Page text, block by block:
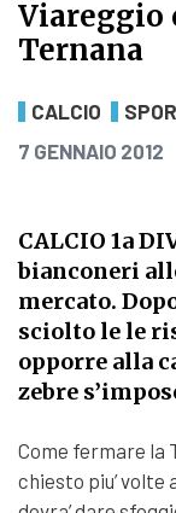
Viareggio
Ternana
Viareggio
CALCIO
PUBBLICATO IL
7 GENNAIO 2012
CALCIO 1a
bianconeri
mercato.
sciolto le le
opporre alla
zebre
Come fermare la
chiesto piu’ volte